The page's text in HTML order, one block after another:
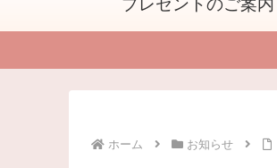
プレゼントのご案内
ホーム お知らせ